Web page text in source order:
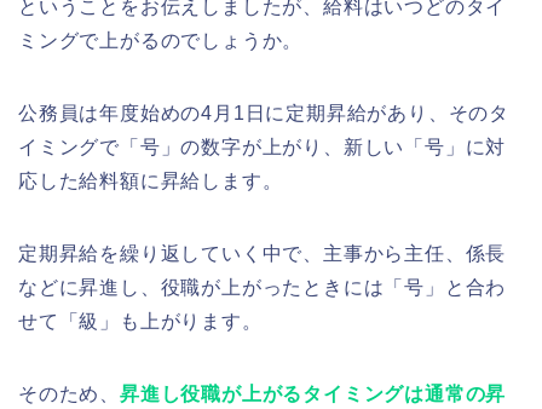
ということをお伝えしましたが、給料はいつどのタイ
ミングで上がるのでしょうか。
公務員は年度始めの4月1日に定期昇給があり、そのタ
イミングで「号」の数字が上がり、新しい「号」に対
応した給料額に昇給します。
定期昇給を繰り返していく中で、主事から主任、係長
などに昇進し、役職が上がったときには「号」と合わ
せて「級」も上がります。
そのため、 昇進し役職が上がるタイミングは通常の昇